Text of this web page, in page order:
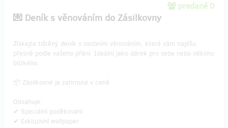
predané 0
💌 Deník s věnováním do Zásilkovny
​Získejte tištěný deník s osobním věnováním, které vám napíšu
přesně podle vašeho přání. Ideální jako dárek pro sebe nebo někoho
blízkého.
📦 Zásilkovné je zahrnuté v ceně.
Obsahuje:
✔ Speciální poděkování
✔ Exkluzivní wallpaper